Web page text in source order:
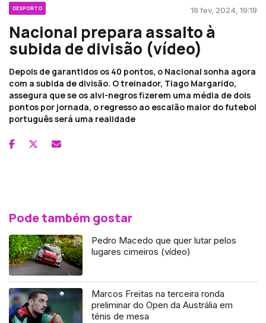
DESPORTO 16 fev, 2024, 19:19
Nacional prepara assalto à
subida de divisão (vídeo)
Depois de garantidos os 40 pontos, o Nacional sonha agora
com a subida de divisão. O treinador, Tiago Margarido,
assegura que se os alvi-negros fizerem uma média de dois
pontos por jornada, o regresso ao escalão maior do futebol
português será uma realidade
Pode também gostar
Pedro Macedo que quer lutar pelos
lugares cimeiros (vídeo)
Marcos Freitas na terceira ronda
preliminar do Open da Austrália em
ténis de mesa